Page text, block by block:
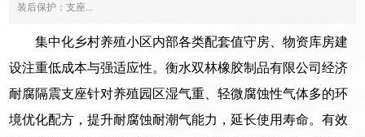
装后保护：支座...
集中化乡村养殖小区内部各类配套值守房、物资库房建
设注重低成本与强适应性。衡水双林橡胶制品有限公司经济
耐腐隔震支座针对养殖园区湿气重、轻微腐蚀性气体多的环
境优化配方，提升耐腐蚀耐潮气能力，延长使用寿命。有效